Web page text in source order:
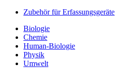
Zubehör für Erfassungsgeräte
Biologie
Chemie
Human-Biologie
Physik
Umwelt